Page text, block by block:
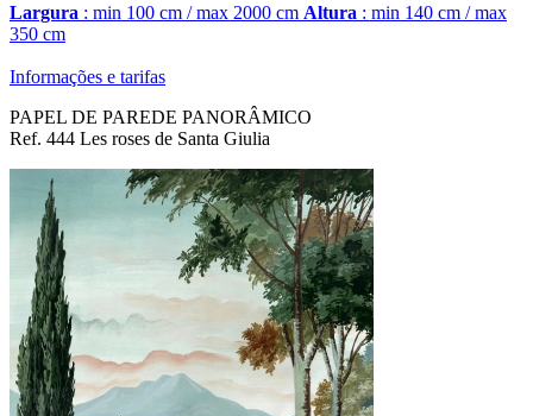
Largura : min 100 cm / max 2000 cm Altura : min 140 cm / max
350 cm
Informações e tarifas
PAPEL DE PAREDE PANORÂMICO
Ref. 444 Les roses de Santa Giulia